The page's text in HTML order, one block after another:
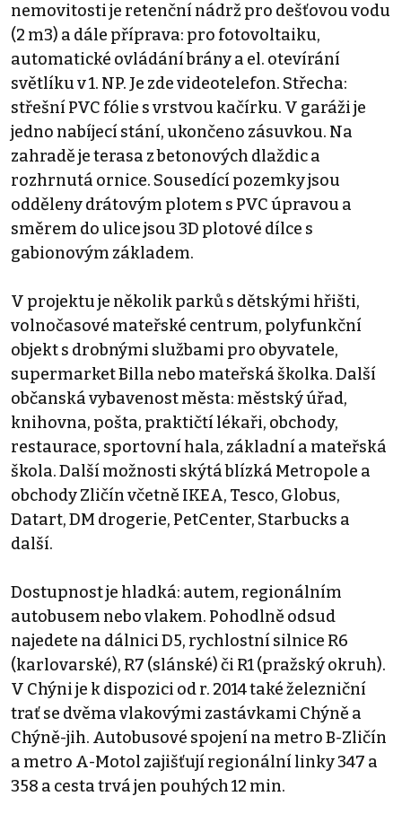
nemovitosti je retenční nádrž pro dešťovou vodu
(2 m3) a dále příprava: pro fotovoltaiku,
automatické ovládání brány a el. otevírání
světlíku v 1. NP. Je zde videotelefon. Střecha:
střešní PVC fólie s vrstvou kačírku. V garáži je
jedno nabíjecí stání, ukončeno zásuvkou. Na
zahradě je terasa z betonových dlaždic a
rozhrnutá ornice. Sousedící pozemky jsou
odděleny drátovým plotem s PVC úpravou a
směrem do ulice jsou 3D plotové dílce s
gabionovým základem.
V projektu je několik parků s dětskými hřišti,
volnočasové mateřské centrum, polyfunkční
objekt s drobnými službami pro obyvatele,
supermarket Billa nebo mateřská školka. Další
občanská vybavenost města: městský úřad,
knihovna, pošta, praktičtí lékaři, obchody,
restaurace, sportovní hala, základní a mateřská
škola. Další možnosti skýtá blízká Metropole a
obchody Zličín včetně IKEA, Tesco, Globus,
Datart, DM drogerie, PetCenter, Starbucks a
další.
Dostupnost je hladká: autem, regionálním
autobusem nebo vlakem. Pohodlně odsud
najedete na dálnici D5, rychlostní silnice R6
(karlovarské), R7 (slánské) či R1 (pražský okruh).
V Chýni je k dispozici od r. 2014 také železniční
trať se dvěma vlakovými zastávkami Chýně a
Chýně-jih. Autobusové spojení na metro B-Zličín
a metro A-Motol zajišťují regionální linky 347 a
358 a cesta trvá jen pouhých 12 min.